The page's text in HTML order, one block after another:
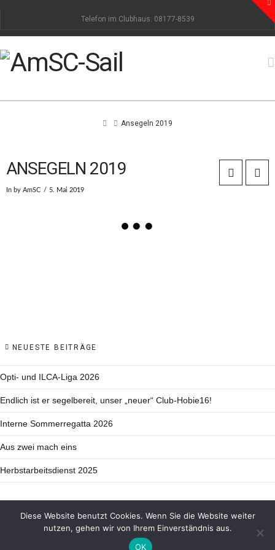
Telefon im Clubhaus: 08177-8539
HomeAnsegeln 2019
ANSEGELN 2019
In by AmSC 5. Mai 2019
NEUESTE BEITRÄGE
Opti- und ILCA-Liga 2026
Endlich ist er segelbereit, unser „neuer“ Club-Hobie16!
Interne Sommerregatta 2026
Aus zwei mach eins
Herbstarbeitsdienst 2025
IMPRESSUM
Diese Website benutzt Cookies. Wenn Sie die Website weiter
nutzen, gehen wir von Ihrem Einverständnis aus.
OK